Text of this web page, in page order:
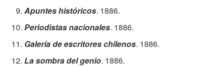
Apuntes históricos. 1886.
Periodistas nacionales. 1886.
Galería de escritores chilenos. 1886.
La sombra del genio. 1886.